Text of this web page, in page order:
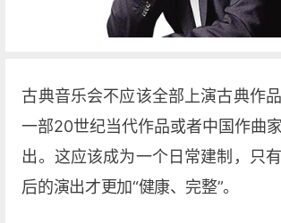
古典音乐会不应该全部上演古典作
一部20世纪当代作品或者中国作曲
出。这应该成为一个日常建制，只
后的演出才更加“健康、完整”。